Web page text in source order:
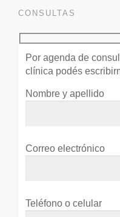
CONSULTAS
Por agenda de
clínica podés
Nombre y apellido
Correo electrónico
Teléfono o celular